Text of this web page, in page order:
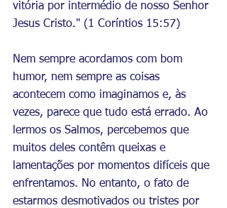
vitória por intermédio de nosso Senhor
Jesus Cristo." (1 Coríntios 15:57)
Nem sempre acordamos com bom
humor, nem sempre as coisas
acontecem como imaginamos e, às
vezes, parece que tudo está errado. Ao
lermos os Salmos, percebemos que
muitos deles contêm queixas e
lamentações por momentos difíceis que
enfrentamos. No entanto, o fato de
estarmos desmotivados ou tristes por